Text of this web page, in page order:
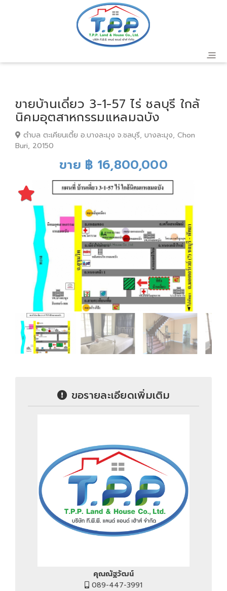
ขายบ้านเดี่ยว 3-1-57 ไร่ ชลบุรี ใกล้
นิคมอุตสาหกรรมแหลมฉบัง
ตำบล ตะเคียนเตี้ย อ.บางละมุง จ.ชลบุรี, บางละมุง, Chon
Buri, 20150
ขาย ฿ 16,800,000
ขอรายละเอียดเพิ่มเติม
คุณณัฐวัฒน์
089-447-3991